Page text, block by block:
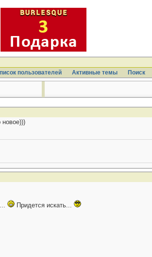
пользователей Активные темы Поиcк
новое)))
Придется искать...